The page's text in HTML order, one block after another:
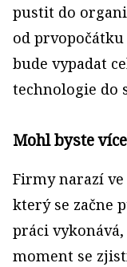
pustit do
od
bude vypadat
technologie do
Mohl byste
Firmy narazí
který se začne
práci
moment se